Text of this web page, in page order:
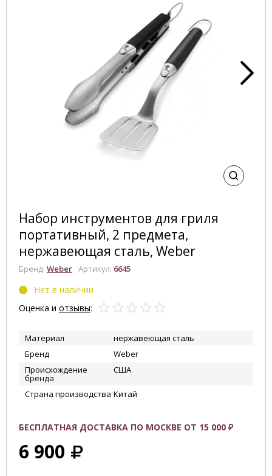
Набор инструментов для гриля
портативный, 2 предмета,
нержавеющая сталь, Weber
Бренд: Weber Артикул: 6645
Нет в наличии
Оценка и отзывы:
Материал
нержавеющая сталь
Бренд
Weber
Происхождение
бренда
США
Страна производства Китай
БЕСПЛАТНАЯ ДОСТАВКА ПО МОСКВЕ ОТ 15 000 ₽
6 900